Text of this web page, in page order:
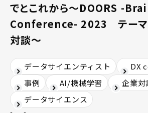
でとこれから～DOORS -
Conference- 2023 テー
対談～
データサイエンティスト
DX
事例
AI/機械学習
企業対
データサイエンス